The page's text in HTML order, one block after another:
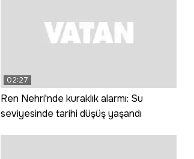
02:27
Ren Nehri'nde kuraklık alarmı: Su
seviyesinde tarihi düşüş yaşandı